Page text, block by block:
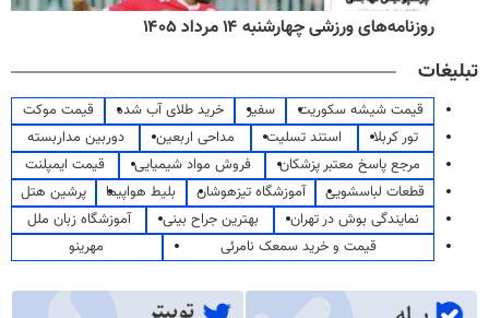
روزنامه‌های ورزشی چهارشنبه ۱۴ مرداد ۱۴۰۵
تبلیغات
قیمت شیشه سکوریت سفیر خرید طلای آب شده
قیمت موکت
تور کربلا
استند تسلیت مداحی اربعین
دوربین مداربسته
مرجع پاسخ معتبر پزشکان
فروش مواد شیمیایی
قیمت ایمپلنت
قطعات لباسشویی
آموزشگاه تیزهوشان بلیط هواپیما
پرشین هتل
نمایندگی بوش در تهران
بهترین جراح بینی
آموزشگاه زبان ملل
قیمت و خرید سمعک نامرئی
مهرینو